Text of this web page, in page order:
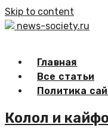
Skip to content
news-society.ru
Главная
Все статьи
Политика
Колол и